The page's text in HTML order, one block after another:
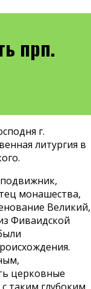
прп.
г.
литургия в
монашества,
Великий,
Фиваидской
церковные